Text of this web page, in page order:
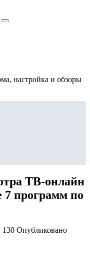
настройка и обзоры
ТВ-онлайн
программ по
130 Опубликовано